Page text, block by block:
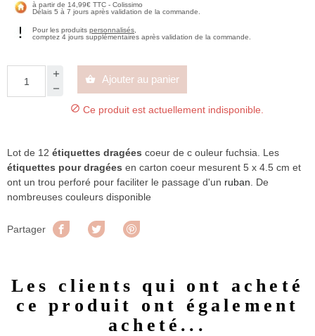
à partir de 14,99€ TTC - Colissimo
Délais 5 à 7 jours après validation de la commande.
Pour les produits personnalisés
comptez 4 jours supplémentaires après validation de la commande.
 Ajouter au panier
 Ce produit est actuellement indisponible.
Lot de 12 étiquettes dragées coeur de c ouleur fuchsia. Les
étiquettes pour dragées en carton coeur mesurent 5 x 4.5 cm et
ont un trou perforé pour faciliter le passage d'un ruban . De
nombreuses couleurs disponible
Partager Partager Tweet
Les clients qui ont acheté
ce produit ont également
acheté...